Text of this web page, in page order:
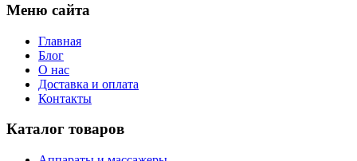
Меню сайта
Главная
Блог
О нас
Доставка и оплата
Контакты
Каталог товаров